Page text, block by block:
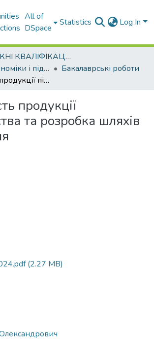
All of
DSpace
Statistics Log In
ВИПУСКНІ КВАЛІФІКАЦІЙНІ РОБОТИ
Кафедра економіки і підприємництва
Бакалаврські роботи
Собівартість продукції підприємства та розробка шляхів її зниження
продукції
та розробка шляхів
(2.27 MB)